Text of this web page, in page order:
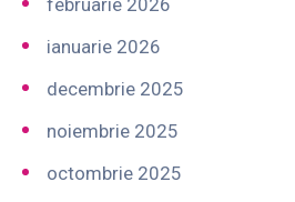
ianuarie 2026
decembrie 2025
noiembrie 2025
octombrie 2025